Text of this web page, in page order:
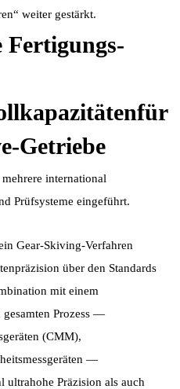
weiter gestärkt.
für
Getriebe
international
Prüfsysteme eingeführt.
Gear-Skiving-Verfahren
über den Standards
mit einem
Prozess —
(CMM),
—
ultrahohe Präzision als auch